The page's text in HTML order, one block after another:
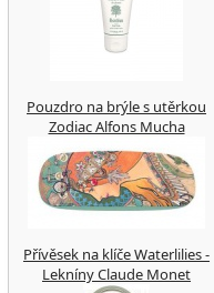
Pouzdro na brýle s utěrkou
Zodiac Alfons Mucha
Přívěsek na klíče Waterlilies -
Lekníny Claude Monet